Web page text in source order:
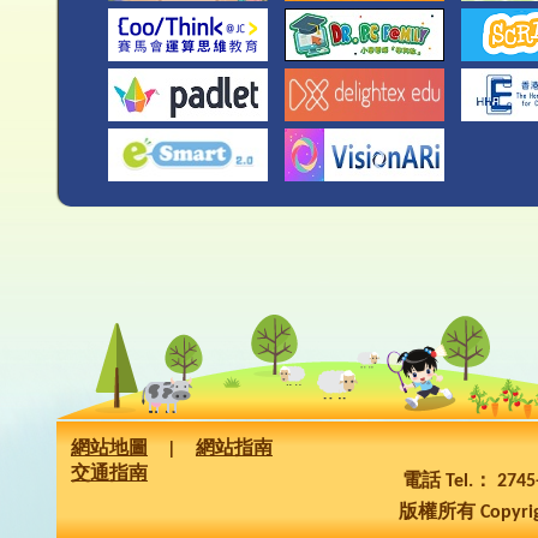
網站地圖
網站指南
交通指南
電話 Tel.：
版權所有